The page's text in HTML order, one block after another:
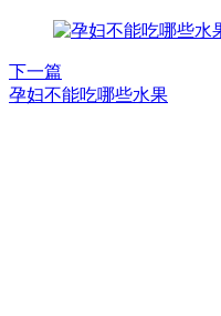
下一篇
孕妇不能吃哪些水果